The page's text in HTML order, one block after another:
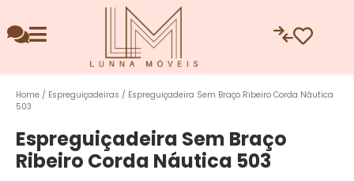
Home / Espreguiçadeiras / Espreguiçadeira Sem Braço Ribeiro Corda Náutica
503
Espreguiçadeira Sem Braço
Ribeiro Corda Náutica 503